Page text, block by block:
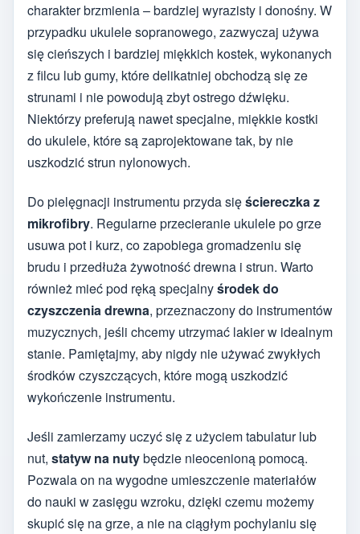
charakter brzmienia – bardziej wyrazisty i donośny. W
przypadku ukulele sopranowego, zazwyczaj używa
się cieńszych i bardziej miękkich kostek, wykonanych
z filcu lub gumy, które delikatniej obchodzą się ze
strunami i nie powodują zbyt ostrego dźwięku.
Niektórzy preferują nawet specjalne, miękkie kostki
do ukulele, które są zaprojektowane tak, by nie
uszkodzić strun nylonowych.
Do pielęgnacji instrumentu przyda sięściereczka z
mikrofibry. Regularne przecieranie ukulele po grze
usuwa pot i kurz, co zapobiega gromadzeniu się
brudu i przedłuża żywotność drewna i strun. Warto
również mieć pod ręką specjalnyśrodek do
czyszczenia drewna, przeznaczony do instrumentów
muzycznych, jeśli chcemy utrzymać lakier w idealnym
stanie. Pamiętajmy, aby nigdy nie używać zwykłych
środków czyszczących, które mogą uszkodzić
wykończenie instrumentu.
Jeśli zamierzamy uczyć się z użyciem tabulatur lub
nut, statyw na nutybędzie nieocenioną pomocą.
Pozwala on na wygodne umieszczenie materiałów
do nauki w zasięgu wzroku, dzięki czemu możemy
skupić się na grze, a nie na ciągłym pochylaniu się